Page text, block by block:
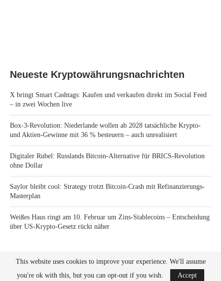
Neueste Kryptowährungsnachrichten
X bringt Smart Cashtags: Kaufen und verkaufen direkt im Social Feed
– in zwei Wochen live
Box-3-Revolution: Niederlande wollen ab 2028 tatsächliche Krypto-
und Aktien-Gewinne mit 36 % besteuern – auch unrealisiert
Digitaler Rubel: Russlands Bitcoin-Alternative für BRICS-Revolution
ohne Dollar
Saylor bleibt cool: Strategy trotzt Bitcoin-Crash mit Refinanzierungs-
Masterplan
Weißes Haus ringt am 10. Februar um Zins-Stablecoins – Entscheidung
über US-Krypto-Gesetz rückt näher
This website uses cookies to improve your experience. We'll assume
you're ok with this, but you can opt-out if you wish.
Accept